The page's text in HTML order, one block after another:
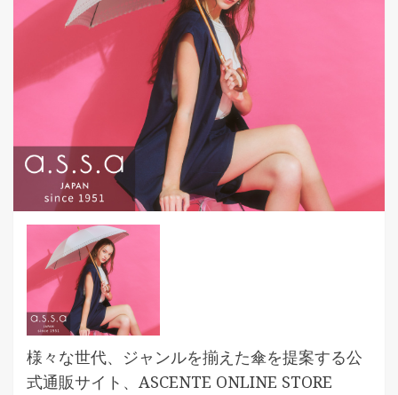
様々な世代、ジャンルを揃えた傘を提案する公
式通販サイト、ASCENTE ONLINE STORE